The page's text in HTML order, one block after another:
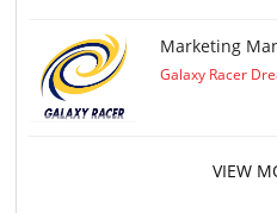
Marketing
Galaxy Racer
VIEW